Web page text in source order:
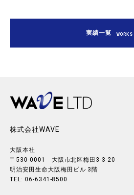
実績一覧 WORKS
株式会社WAVE
大阪本社
〒530-0001 大阪市北区梅田3-3-20
明治安田生命大阪梅田ビル 3階
TEL: 06-6341-8500